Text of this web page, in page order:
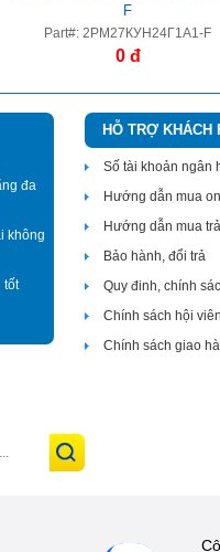
F
Part#: 2РМ27КУН24Г1А1-F
0 đ
đa
không
tốt
HỖ TRỢ KHÁCH
Số tài khoản ngân
Hướng dẫn mua
Hướng dẫn mua
Bảo hành, đổi trả
Quy đinh, chính
Chính sách hội
Chính sách giao